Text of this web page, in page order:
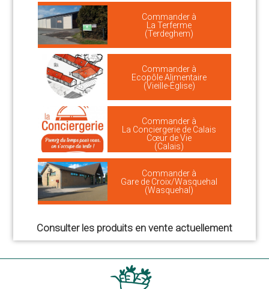
Commander à
La Terferme
(Terdeghem)
Commander à
Ecopôle Alimentaire
(Vieille-Église)
Commander à
La Conciergerie de Calais
Cœur de Vie
(Calais)
Commander à
Gare de Croix/Wasquehal
(Wasquehal)
Consulter les produits en vente actuellement